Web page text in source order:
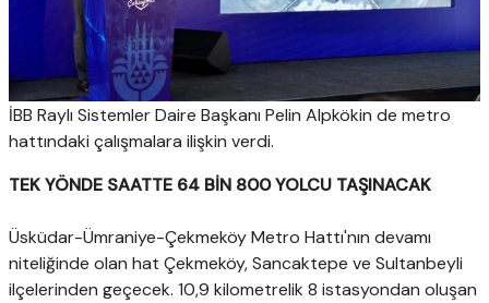
İBB Raylı Sistemler Daire Başkanı Pelin Alpkökin de metro
hattındaki çalışmalara ilişkin verdi.
TEK YÖNDE SAATTE 64 BİN 800 YOLCU TAŞINACAK
Üsküdar-Ümraniye-Çekmeköy Metro Hattı'nın devamı
niteliğinde olan hat Çekmeköy, Sancaktepe ve Sultanbeyli
ilçelerinden geçecek. 10,9 kilometrelik 8 istasyondan oluşan